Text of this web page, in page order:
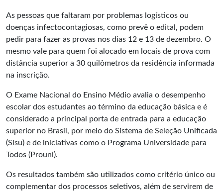
As pessoas que faltaram por problemas logísticos ou
doenças infectocontagiosas, como prevê o edital, podem
pedir para fazer as provas nos dias 12 e 13 de dezembro. O
mesmo vale para quem foi alocado em locais de prova com
distância superior a 30 quilômetros da residência informada
na inscrição.
O Exame Nacional do Ensino Médio avalia o desempenho
escolar dos estudantes ao término da educação básica e é
considerado a principal porta de entrada para a educação
superior no Brasil, por meio do Sistema de Seleção Unificada
(Sisu) e de iniciativas como o Programa Universidade para
Todos (Prouni).
Os resultados também são utilizados como critério único ou
complementar dos processos seletivos, além de servirem de